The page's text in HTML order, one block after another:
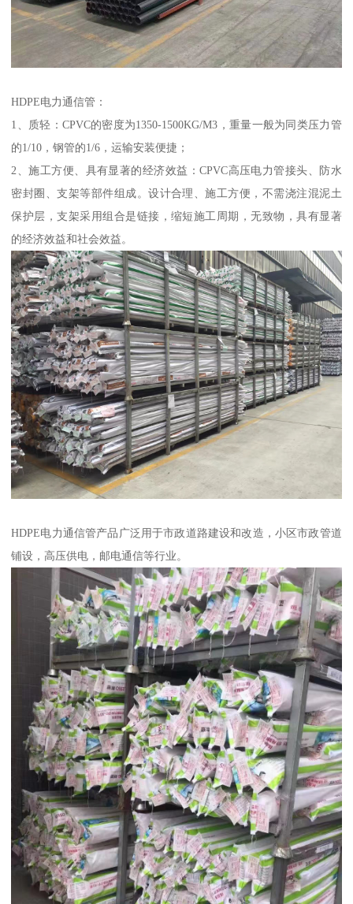
HDPE电力通信管：
1、质轻：CPVC的密度为1350-1500KG/M3，重量一般为同类压力管
的1/10，钢管的1/6，运输安装便捷；
2、施工方便、具有显著的经济效益：CPVC高压电力管接头、防水
密封圈、支架等部件组成。设计合理、施工方便，不需浇注混泥土
保护层，支架采用组合是链接，缩短施工周期，无致物，具有显著
的经济效益和社会效益。
HDPE电力通信管产品广泛用于市政道路建设和改造，小区市政管道
铺设，高压供电，邮电通信等行业。